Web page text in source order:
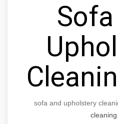
sofa and upholstery